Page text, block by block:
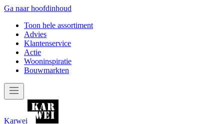
Ga naar hoofdinhoud
Toon hele assortiment
Advies
Klantenservice
Actie
Wooninspiratie
Bouwmarkten
Karwei